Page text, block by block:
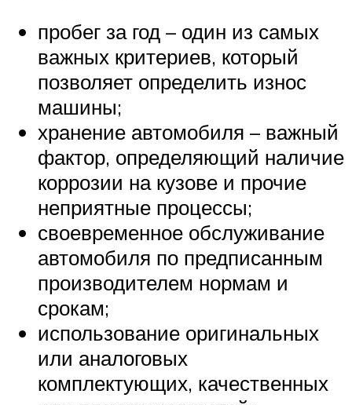
пробег за год – один из самых
важных критериев, который
позволяет определить износ
машины;
хранение автомобиля – важный
фактор, определяющий наличие
коррозии на кузове и прочие
неприятные процессы;
своевременное обслуживание
автомобиля по предписанным
производителем нормам и
срокам;
использование оригинальных
или аналоговых
комплектующих, качественных